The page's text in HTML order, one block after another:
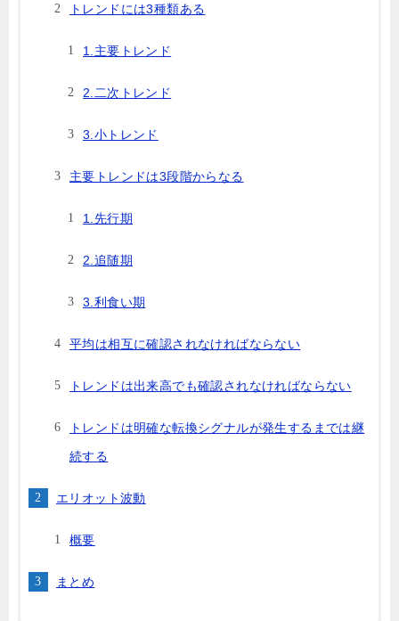
トレンドには3種類ある
1.主要トレンド
2.二次トレンド
3.小トレンド
主要トレンドは3段階からなる
1.先行期
2.追随期
3.利食い期
平均は相互に確認されなければならない
トレンドは出来高でも確認されなければならない
トレンドは明確な転換シグナルが発生するまでは継
続する
エリオット波動
概要
まとめ